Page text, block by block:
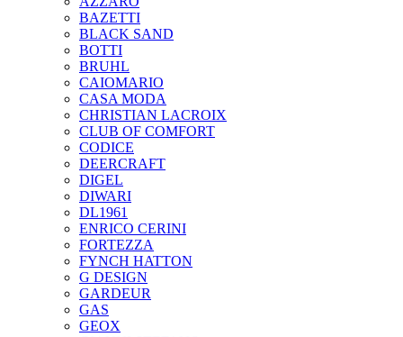
BAZETTI
BLACK SAND
BOTTI
BRUHL
CAIOMARIO
CASA MODA
CHRISTIAN LACROIX
CLUB OF COMFORT
CODICE
DEERCRAFT
DIGEL
DIWARI
DL1961
ENRICO CERINI
FORTEZZA
FYNCH HATTON
G DESIGN
GARDEUR
GAS
GEOX